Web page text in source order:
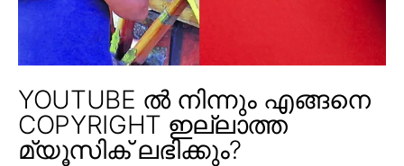
YOUTUBE ൽ നിന്നും എങ്ങനെ
COPYRIGHT ഇല്ലാത്ത
മ്യൂസിക് ലഭിക്കും?